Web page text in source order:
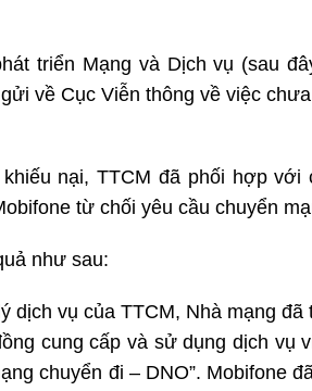
triển Mạng và Dịch vụ (sau
về Cục Viễn thông về việc
nại, TTCM đã phối hợp
từ chối yêu cầu chuyển
như sau:
dịch vụ của TTCM, Nhà mạng
cung cấp và sử dụng dịch vụ
chuyển đi – DNO”. Mobifone